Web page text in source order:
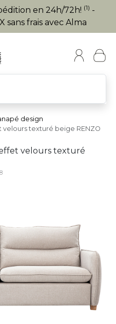
en 24h/72h! (1) -
sans frais avec Alma
design
velours texturé beige RENZO
velours texturé